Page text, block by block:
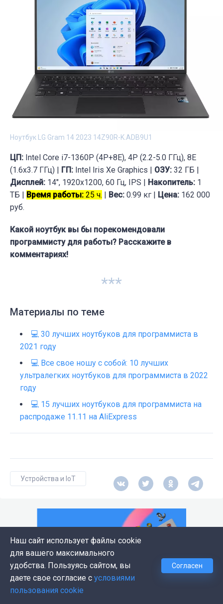
Ноутбук LG Gram 14 2023 14Z90R-K.ADB9U1
ЦП: Intel Core i7-1360P (4P+8E), 4P (2.2-5.0 ГГц), 8E
(1.6x3.7 ГГц) | ГП: Intel Iris Xe Graphics | ОЗУ: 32 ГБ |
Дисплей: 14", 1920x1200, 60 Гц, IPS | Накопитель: 1
ТБ | Время работы: 25 ч. | Вес: 0.99 кг | Цена: 162 000
руб.
Какой ноутбук вы бы порекомендовали
программисту для работы? Расскажите в
комментариях!
***
Материалы по теме
💻 30 лучших ноутбуков для программиста в
2021 году
💻 Все свое ношу с собой: 10 лучших
ультралегких ноутбуков для программиста в 2022
году
💻 15 лучших ноутбуков для программиста на
распродаже 11.11 на AliExpress
Устройства и IoT
Наш сайт использует файлы cookie
для вашего максимального
удобства. Пользуясь сайтом, вы
даете свое согласие с условиями
пользования cookie
Согласен